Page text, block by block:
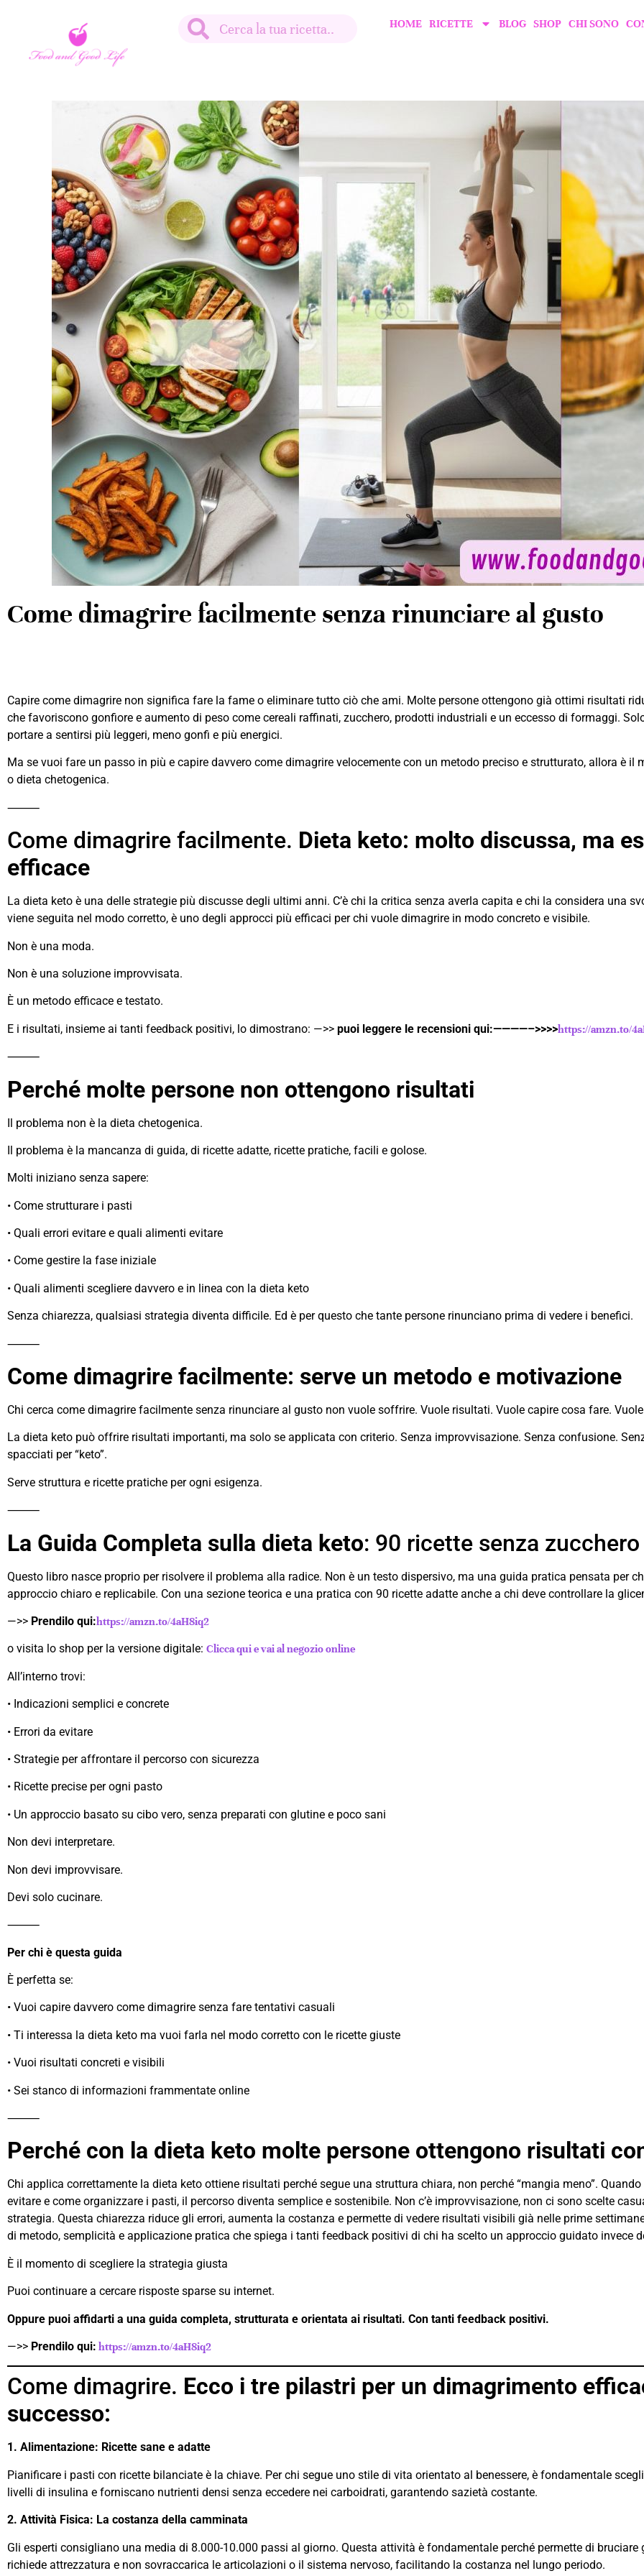
HOME RICETTE BLOG SHOP CHI SONO
Come dimagrire facilmente senza rinunciare al gusto
Capire come dimagrire non significa fare la fame o eliminare tutto ciò che ami. Molte persone ottengono già ottimi risultati
che favoriscono gonfiore e aumento di peso come cereali raffinati, zucchero, prodotti industriali e un eccesso di formaggi.
portare a sentirsi più leggeri, meno gonfi e più energici.
Ma se vuoi fare un passo in più e capire davvero come dimagrire velocemente con un metodo preciso e strutturato, allora è il
o dieta chetogenica.
⸻
Come dimagrire facilmente. Dieta keto: molto discussa, ma
efficace
La dieta keto è una delle strategie più discusse degli ultimi anni. C’è chi la critica senza averla capita e chi la considera una
viene seguita nel modo corretto, è uno degli approcci più efficaci per chi vuole dimagrire in modo concreto e visibile.
Non è una moda.
Non è una soluzione improvvisata.
È un metodo efficace e testato.
E i risultati, insieme ai tanti feedback positivi, lo dimostrano: —>> puoi leggere le recensioni qui:————–>>>>https://amzn.to/
⸻
Perché molte persone non ottengono risultati
Il problema non è la dieta chetogenica.
Il problema è la mancanza di guida, di ricette adatte, ricette pratiche, facili e golose.
Molti iniziano senza sapere:
• Come strutturare i pasti
• Quali errori evitare e quali alimenti evitare
• Come gestire la fase iniziale
• Quali alimenti scegliere davvero e in linea con la dieta keto
Senza chiarezza, qualsiasi strategia diventa difficile. Ed è per questo che tante persone rinunciano prima di vedere i benefici.
⸻
Come dimagrire facilmente: serve un metodo e motivazione
Chi cerca come dimagrire facilmente senza rinunciare al gusto non vuole soffrire. Vuole risultati. Vuole capire cosa fare.
La dieta keto può offrire risultati importanti, ma solo se applicata con criterio. Senza improvvisazione. Senza confusione.
spacciati per “keto”.
Serve struttura e ricette pratiche per ogni esigenza.
⸻
La Guida Completa sulla dieta keto: 90 ricette senza
Questo libro nasce proprio per risolvere il problema alla radice. Non è un testo dispersivo, ma una guida pratica pensata per
approccio chiaro e replicabile. Con una sezione teorica e una pratica con 90 ricette adatte anche a chi deve controllare la
—>> Prendilo qui:https://amzn.to/4aH8iq2
o visita lo shop per la versione digitale: Clicca qui e vai al negozio online
All’interno trovi:
• Indicazioni semplici e concrete
• Errori da evitare
• Strategie per affrontare il percorso con sicurezza
• Ricette precise per ogni pasto
• Un approccio basato su cibo vero, senza preparati con glutine e poco sani
Non devi interpretare.
Non devi improvvisare.
Devi solo cucinare.
⸻
Per chi è questa guida
È perfetta se:
• Vuoi capire davvero come dimagrire senza fare tentativi casuali
• Ti interessa la dieta keto ma vuoi farla nel modo corretto con le ricette giuste
• Vuoi risultati concreti e visibili
• Sei stanco di informazioni frammentate online
⸻
Perché con la dieta keto molte persone ottengono risultati
Chi applica correttamente la dieta keto ottiene risultati perché segue una struttura chiara, non perché “mangia meno”.
evitare e come organizzare i pasti, il percorso diventa semplice e sostenibile. Non c’è improvvisazione, non ci sono scelte
strategia. Questa chiarezza riduce gli errori, aumenta la costanza e permette di vedere risultati visibili già nelle prime
di metodo, semplicità e applicazione pratica che spiega i tanti feedback positivi di chi ha scelto un approccio guidato invece
È il momento di scegliere la strategia giusta
Puoi continuare a cercare risposte sparse su internet.
Oppure puoi affidarti a una guida completa, strutturata e orientata ai risultati. Con tanti feedback positivi.
—>> Prendilo qui: https://amzn.to/4aH8iq2
Come dimagrire. Ecco i tre pilastri per un dimagrimento
successo:
1. Alimentazione: Ricette sane e adatte
Pianificare i pasti con ricette bilanciate è la chiave. Per chi segue uno stile di vita orientato al benessere, è fondamentale
livelli di insulina e forniscano nutrienti densi senza eccedere nei carboidrati, garantendo sazietà costante.
2. Attività Fisica: La costanza della camminata
Gli esperti consigliano una media di 8.000-10.000 passi al giorno. Questa attività è fondamentale perché permette di
richiede attrezzatura e non sovraccarica le articolazioni o il sistema nervoso, facilitando la costanza nel lungo periodo.